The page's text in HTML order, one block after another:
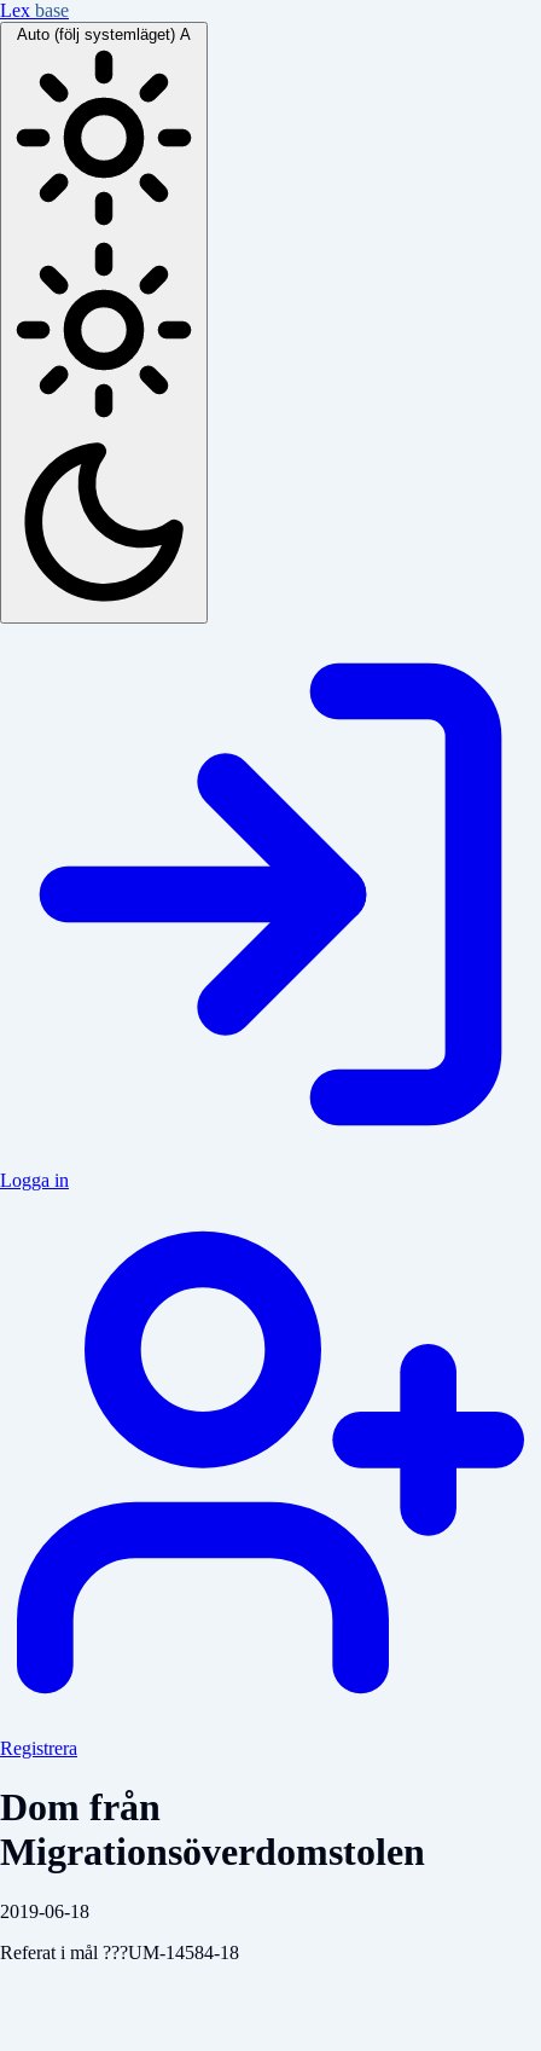
Lex base
Auto (följ systemläget) A
Logga in
Registrera
Dom från
Migrationsöverdomstolen
2019-06-18
Referat i mål ???UM-14584-18